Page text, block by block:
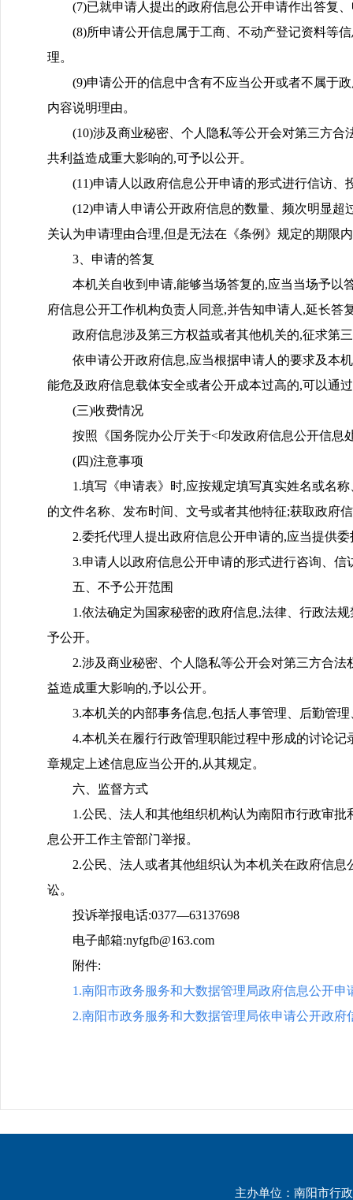
(7)已就申请人提出的政府信息公开申请作出答复
(8)所申请公开信息属于工商、不动产登记资料等
理。
(9)申请公开的信息中含有不应当公开或者不属于
内容说明理由。
(10)涉及商业秘密、个人隐私等公开会对第三方
共利益造成重大影响的,可予以公开。
(11)申请人以政府信息公开申请的形式进行信访
(12)申请人申请公开政府信息的数量、频次明显
关认为申请理由合理,但是无法在《条例》规定的期限
3、申请的答复
本机关自收到申请,能够当场答复的,应当当场予以
府信息公开工作机构负责人同意,并告知申请人,延长答
政府信息涉及第三方权益或者其他机关的,征求第
依申请公开政府信息,应当根据申请人的要求及本
能危及政府信息载体安全或者公开成本过高的,可以通
(三)收费情况
按照《国务院办公厅关于<印发政府信息公开信息
(四)注意事项
1.填写《申请表》时,应按规定填写真实姓名或名
的文件名称、发布时间、文号或者其他特征;获取政府
2.委托代理人提出政府信息公开申请的,应当提供
3.申请人以政府信息公开申请的形式进行咨询、
五、不予公开范围
1.依法确定为国家秘密的政府信息,法律、行政法
予公开。
2.涉及商业秘密、个人隐私等公开会对第三方合
益造成重大影响的,予以公开。
3.本机关的内部事务信息,包括人事管理、后勤管
4.本机关在履行行政管理职能过程中形成的讨论
章规定上述信息应当公开的,从其规定。
六、监督方式
1.公民、法人和其他组织机构认为南阳市行政审
息公开工作主管部门举报。
2.公民、法人或者其他组织认为本机关在政府信
讼。
投诉举报电话:0377—63137698
电子邮箱:nyfgfb@163.com
附件:
1.南阳市政务服务和大数据管理局政府信息公开申
2.南阳市政务服务和大数据管理局依申请公开政府
主办单位：南阳市行